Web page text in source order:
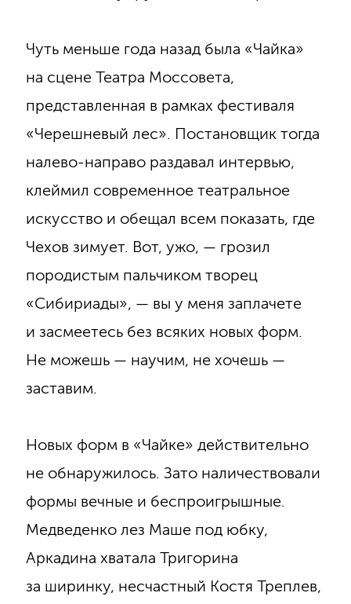
Чуть меньше года назад была «Чайка»
на сцене Театра Моссовета,
представленная в рамках фестиваля
«Черешневый лес». Постановщик тогда
налево-направо раздавал интервью,
клеймил современное театральное
искусство и обещал всем показать, где
Чехов зимует. Вот, ужо, — грозил
породистым пальчиком творец
«Сибириады», — вы у меня заплачете
и засмеетесь без всяких новых форм.
Не можешь — научим, не хочешь —
заставим.
Новых форм в «Чайке» действительно
не обнаружилось. Зато наличествовали
формы вечные и беспроигрышные.
Медведенко лез Маше под юбку,
Аркадина хватала Тригорина
за ширинку, несчастный Костя Треплев,